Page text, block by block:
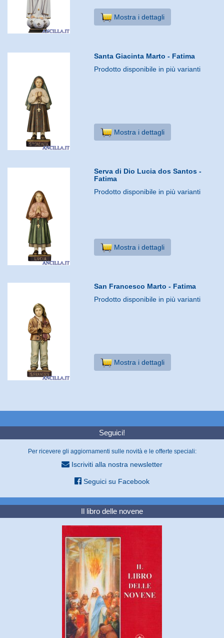
Mostra i dettagli
Santa Giacinta Marto - Fatima
Prodotto disponibile in più varianti
Mostra i dettagli
Serva di Dio Lucia dos Santos -
Fatima
Prodotto disponibile in più varianti
Mostra i dettagli
San Francesco Marto - Fatima
Prodotto disponibile in più varianti
Mostra i dettagli
Seguici!
Per ricevere gli aggiornamenti sulle novità e le offerte speciali:
Iscriviti alla nostra newsletter
Seguici su Facebook
Il libro delle novene